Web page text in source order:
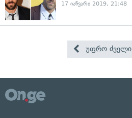
17 იანვარი 2019, 21:48
უფრო ძველი